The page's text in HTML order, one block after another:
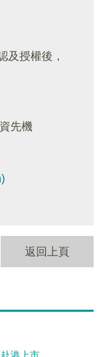
及授權後，
先機
返回上頁